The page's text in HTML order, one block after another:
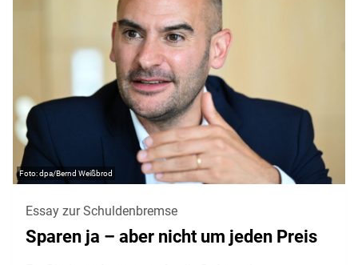
dpa/Bernd Weißbrod
Essay zur Schuldenbremse
Sparen ja – aber nicht um jeden Preis